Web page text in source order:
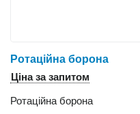
Ротаційна борона
Ціна за запитом
Ротаційна борона